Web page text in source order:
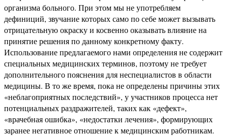
организма больного. При этом мы не употребляем
дефиниций, звучание которых само по себе может вызывать
отрицательную окраску и косвенно оказывать влияние на
принятие решения по данному конкретному факту.
Использование предлагаемого нами определения не содержит
специальных медицинских терминов, поэтому не требует
дополнительного пояснения для неспециалистов в области
медицины. В то же время, пока не определены причины этих
«неблагоприятных последствий», у участников процесса нет
потенциальных раздражителей, таких как «дефект»,
«врачебная ошибка», «недостатки лечения», формирующих
заранее негативное отношение к медицинским работникам.